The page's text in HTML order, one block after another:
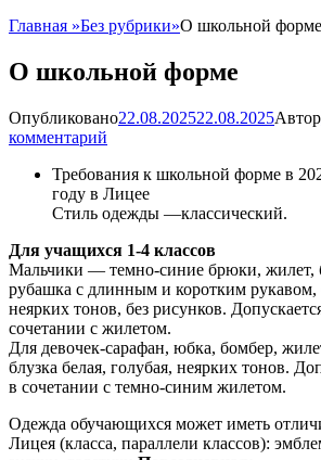
Главная »Без рубрики»О школьной форме
О школьной форме
Опубликовано22.08.202522.08.2025Автор
комментарий
Требования к школьной форме в
году в Лицее
Стиль одежды —классический.
Для учащихся 1-4 классов
Мальчики — темно-синие брюки, жилет,
рубашка с длинным и коротким рукавом,
неярких тонов, без рисунков.
сочетании с жилетом.
Для девочек-сарафан, юбка, бомбер,
блузка белая, голубая, неярких тонов.
в сочетании с темно-синим жилетом.
Одежда обучающихся может иметь
Лицея (класса, параллели классов):